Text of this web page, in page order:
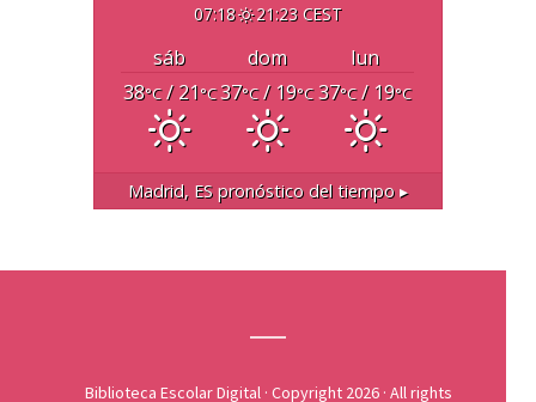
07:18 21:23 CEST
sáb dom
lun
38°C/ 21°C37°C/ 19°C 37°C/ 19°C
Madrid, ES pronóstico del tiempo ▸
Biblioteca Escolar Digital · Copyright 2026 · All rights